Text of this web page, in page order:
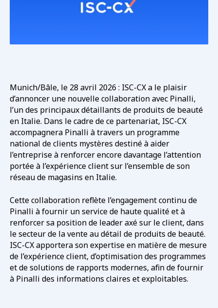
Munich/Bâle, le 28 avril 2026 : ISC-CX a le plaisir
d’annoncer une nouvelle collaboration avec Pinalli,
l’un des principaux détaillants de produits de beauté
en Italie. Dans le cadre de ce partenariat, ISC-CX
accompagnera Pinalli à travers un programme
national de clients mystères destiné à aider
l’entreprise à renforcer encore davantage l’attention
portée à l’expérience client sur l’ensemble de son
réseau de magasins en Italie.
Cette collaboration reflète l’engagement continu de
Pinalli à fournir un service de haute qualité et à
renforcer sa position de leader axé sur le client, dans
le secteur de la vente au détail de produits de beauté.
ISC-CX apportera son expertise en matière de mesure
de l’expérience client, d’optimisation des programmes
et de solutions de rapports modernes, afin de fournir
à Pinalli des informations claires et exploitables.